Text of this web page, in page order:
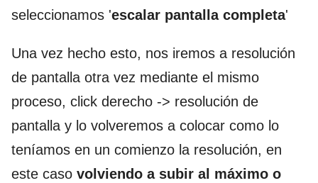
seleccionamos 'escalar pantalla completa'
Una vez hecho esto, nos iremos a resolución
de pantalla otra vez mediante el mismo
proceso, click derecho -> resolución de
pantalla y lo volveremos a colocar como lo
teníamos en un comienzo la resolución, en
este caso volviendo a subir al máximo o